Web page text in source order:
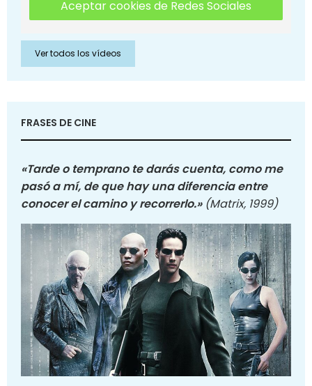
Aceptar cookies de Redes Sociales
Ver todos los vídeos
FRASES DE CINE
«Tarde o temprano te darás cuenta, como me
pasó a mí, de que hay una diferencia entre
conocer el camino y recorrerlo.» (Matrix, 1999)